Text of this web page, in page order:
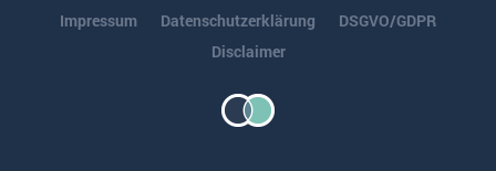
Impressum
Datenschutzerklärung
DSGVO/GDPR
Disclaimer